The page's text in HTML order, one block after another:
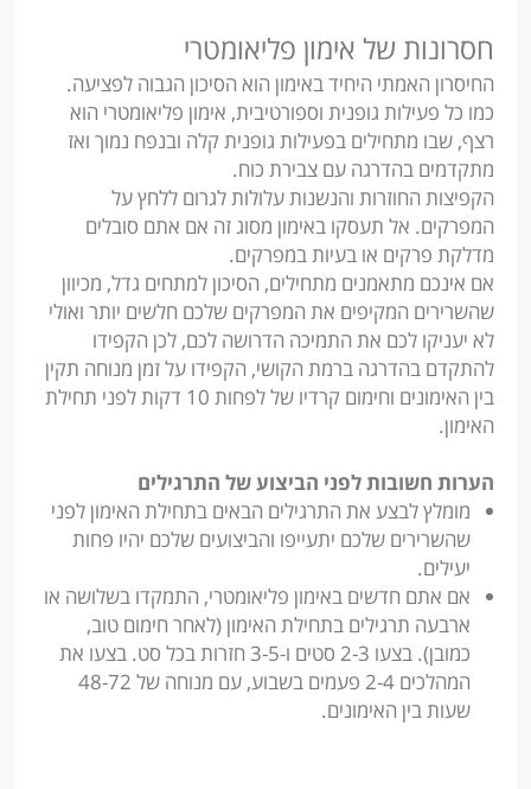
חסרונות של אימון פליאומטרי
החיסרון האמתי היחיד באימון הוא הסיכון הגבוה לפציעה.
כמו כל פעילות גופנית וספורטיבית, אימון פליאומטרי הוא
רצף, שבו מתחילים בפעילות גופנית קלה ובנפח נמוך ואז
מתקדמים בהדרגה עם צבירת כוח.
הקפיצות החוזרות והנשנות עלולות לגרום ללחץ על
המפרקים. אל תעסקו באימון מסוג זה אם אתם סובלים
מדלקת פרקים או בעיות במפרקים.
אם אינכם מתאמנים מתחילים, הסיכון למתחים גדל, מכיוון
שהשרירים המקיפים את המפרקים שלכם חלשים יותר ואולי
לא יעניקו לכם את התמיכה הדרושה לכם, לכן הקפידו
להתקדם בהדרגה ברמת הקושי, הקפידו על זמן מנוחה תקין
בין האימונים וחימום קרדיו של לפחות 10 דקות לפני תחילת
האימון.
הערות חשובות לפני הביצוע של התרגילים
מומלץ לבצע את התרגילים הבאים בתחילת האימון לפני
שהשרירים שלכם יתעייפו והביצועים שלכם יהיו פחות
יעילים.
אם אתם חדשים באימון פליאומטרי, התמקדו בשלושה או
ארבעה תרגילים בתחילת האימון (לאחר חימום טוב,
כמובן). בצעו 2-3 סטים ו-3-5 חזרות בכל סט. בצעו את
המהלכים 2-4 פעמים בשבוע, עם מנוחה של 48-72
שעות בין האימונים.